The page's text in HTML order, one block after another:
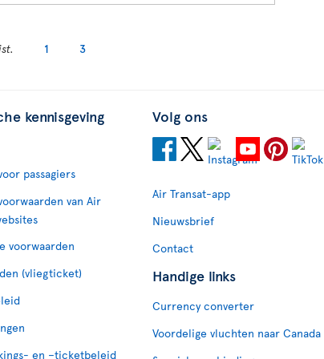
1 3
kennisgeving
passagiers
van Air
voorwaarden
(vliegticket)
en –ticketbeleid
Volg ons
Air Transat-app
Nieuwsbrief
Contact
Handige links
Currency converter
Voordelige vluchten naar Canada